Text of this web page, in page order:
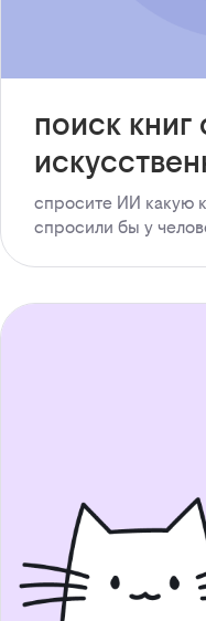
поиск
спросите ИИ какую
спросили бы у